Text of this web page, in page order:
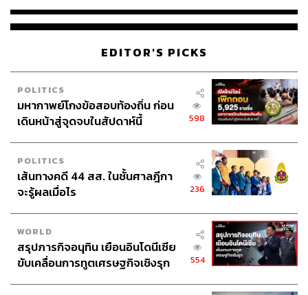
EDITOR'S PICKS
POLITICS
มหากาพย์โกงข้อสอบท้องถิ่น ก่อน
เดินหน้าสู่จุดจบในสัปดาห์นี้
598
POLITICS
เส้นทางคดี 44 สส. ในชั้นศาลฎีกา
จะรู้ผลเมื่อไร
236
WORLD
สรุปภารกิจอนุทิน เยือนอินโดนีเซีย
ขับเคลื่อนการทูตเศรษฐกิจเชิงรุก
554